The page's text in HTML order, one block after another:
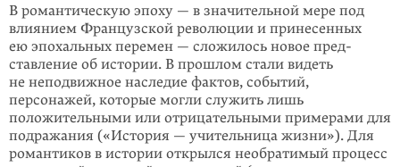
В романтическую эпоху — в значительной мере под
влиянием Французской революции и принесенных
ею эпохальных перемен — сложилось новое пред­
ставление об истории. В прошлом стали видеть
не неподвижное наследие фактов, событий,
персонажей, которые могли служить лишь
положительными или отрицательными примерами для
подражания («История — учительница жизни»). Для
романтиков в истории открылся необратимый процесс